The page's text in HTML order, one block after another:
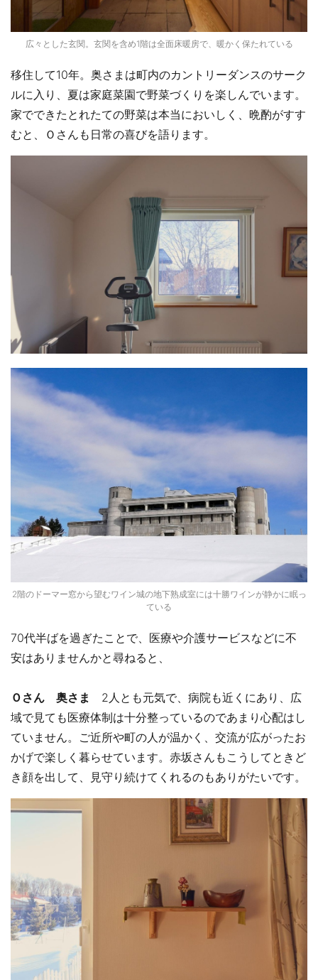
広々とした玄関。玄関を含め1階は全面床暖房で、暖かく保たれている
移住して10年。奥さまは町内のカントリーダンスのサーク
ルに入り、夏は家庭菜園で野菜づくりを楽しんでいます。
家でできたとれたての野菜は本当においしく、晩酌がすす
むと、Ｏさんも日常の喜びを語ります。
2階のドーマー窓から望むワイン城の地下熟成室には十勝ワインが静かに眠っ
ている
70代半ばを過ぎたことで、医療や介護サービスなどに不
安はありませんかと尋ねると、
Ｏさん 奥さま
2人とも元気で、病院も近くにあり、広
域で見ても医療体制は十分整っているのであまり心配はし
ていません。ご近所や町の人が温かく、交流が広がったお
かげで楽しく暮らせています。赤坂さんもこうしてときど
き顔を出して、見守り続けてくれるのもありがたいです。